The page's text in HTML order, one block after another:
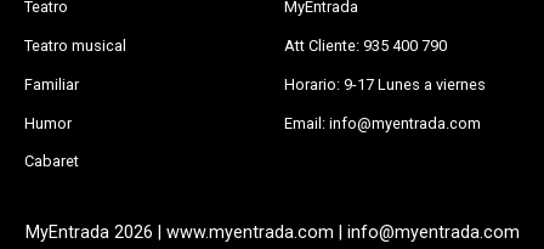
Teatro
Teatro musical
Familiar
Humor
Cabaret
MyEntrada
Att Cliente: 935 400 790
Horario: 9-17 Lunes a viernes
Email: info@myentrada.com
MyEntrada 2026 | www.myentrada.com | info@myentrada.com